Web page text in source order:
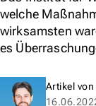
welche
wirksamsten
es
Artikel von